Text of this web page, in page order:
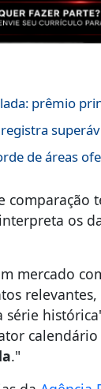
prêmio
de áreas
comparação
os
mercado
série
."